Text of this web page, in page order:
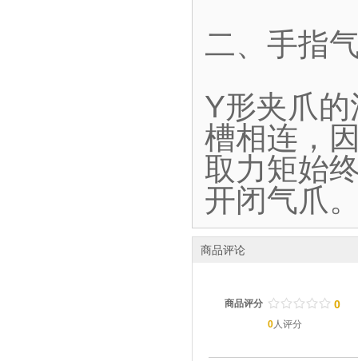
二、手指
Y形夹爪
槽相连，
取力矩始
开闭气爪
商品评论
商品评分 / / / / /
. . . . . 0
0人评分